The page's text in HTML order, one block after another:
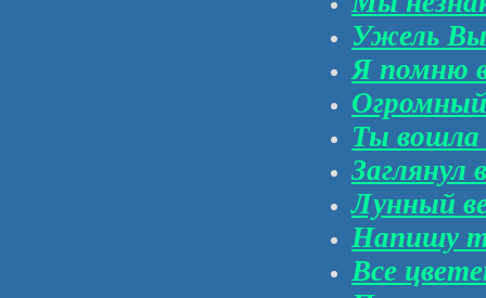
Ужель Вы
Я помню
Огромный
Ты
Заглянул
Лунный
Напишу
Все